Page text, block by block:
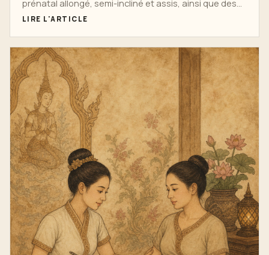
prénatal allongé, semi-incliné et assis, ainsi que des
techniques adaptées suédoises, myofasciales,
thaïlandaise.
LIRE L'ARTICLE